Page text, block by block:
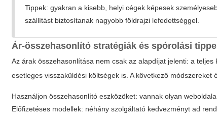
Tippek: gyakran a kisebb, helyi cégek képesek
szállítást biztosítanak nagyobb földrajzi lefedettséggel.
Ár-összehasonlító stratégiák és spórolási
Az árak összehasonlítása nem csak az alapdíjat jelenti: a
esetleges visszaküldési költségek is. A következő
Használjon összehasonlító eszközöket: vannak olyan
Előfizetéses modellek: néhány szolgáltató kedvezményt ad